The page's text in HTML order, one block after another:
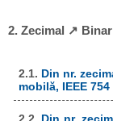
2. Zecimal ↗ Binar
2.1. Din nr.
mobilă, IEEE 754
2.2. Din nr.